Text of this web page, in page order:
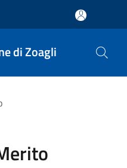
di Zoagli